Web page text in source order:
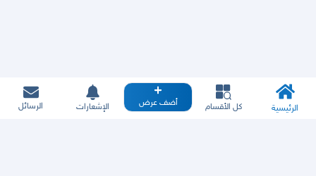
الرئيسية كل الأقسام أضف عرض الإشعارات الرسائل